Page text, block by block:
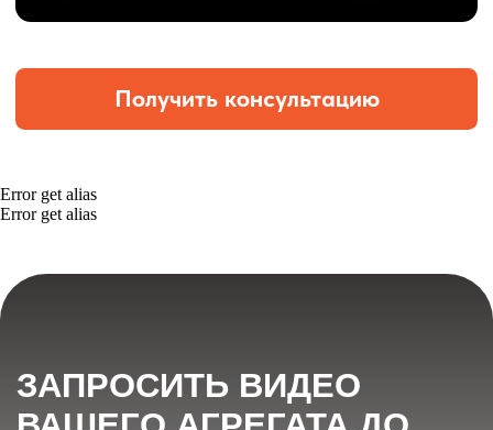
Error get alias
Error get alias